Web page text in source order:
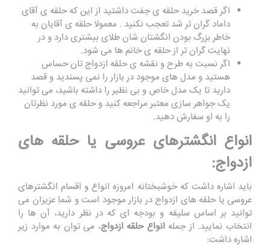
اگر قصد خرید حلقه ی جفت داشتید از این که حلقه ی آقای
داماد گران تر شد تعجب نکنید . معمولا حلقه ی آقایان به
خاطر بزرگ بودن انگشتان شان طلای بیشتری دارد و در
نهایت گران تر از حلقه ی خانم ها می شود.
اگر نسبت به طرح و نقشه ی حلقه ازدواج تان حساس
هستید و مدل های موجود در بازار را نمی پسندید و قصد
دارید تا یک مدل خاص و بی نظیر را داشته باشید، می توانید
یک جواهر سازی معتبر مراجعه کنید و حلقه ی مورد نظرتان
را به او سفارش دهید.
انواع انگشترهای عروسی یا حلقه های
ازدواج:
باید اشاره داشت که خوشبختانه امروزه انواع و اقسام انگشترهای
عروسی یا حلقه های ازدواج در بازار موجود است و شما عزیزان می
توانید بر اساس سلیقه و بودجه ای که در نظر دارید، آن ها را
انتخاب نمایید. از جملهانواع حلقه ازدواج، می توان به موارد زیر
اشاره داشت: